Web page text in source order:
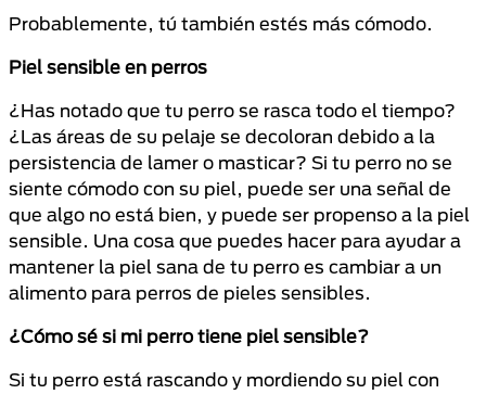
Probablemente, tú también estés más cómodo.
Piel sensible en perros
¿Has notado que tu perro se rasca todo el tiempo?
¿Las áreas de su pelaje se decoloran debido a la
persistencia de lamer o masticar? Si tu perro no se
siente cómodo con su piel, puede ser una señal de
que algo no está bien, y puede ser propenso a la piel
sensible. Una cosa que puedes hacer para ayudar a
mantener la piel sana de tu perro es cambiar a un
alimento para perros de pieles sensibles.
¿Cómo sé si mi perro tiene piel sensible?
Si tu perro está rascando y mordiendo su piel con